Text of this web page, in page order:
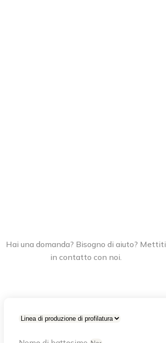
Hai una domanda? Bisogno di aiuto? Mettiti
in contatto con noi.